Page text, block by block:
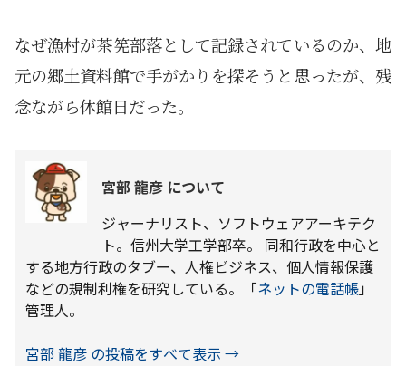
なぜ漁村が茶筅部落として記録されているのか、地
元の郷土資料館で手がかりを探そうと思ったが、残
念ながら休館日だった。
宮部 龍彦 について
ジャーナリスト、ソフトウェアアーキテク
ト。信州大学工学部卒。 同和行政を中心と
する地方行政のタブー、人権ビジネス、個人情報保護
などの規制利権を研究している。「ネットの電話帳」
管理人。
宮部 龍彦 の投稿をすべて表示 →